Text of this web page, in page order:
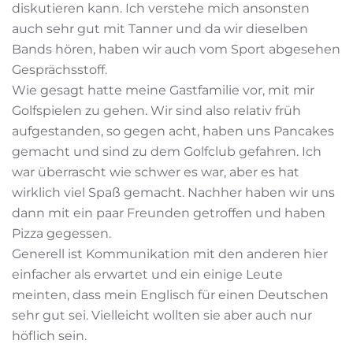
diskutieren kann. Ich verstehe mich ansonsten
auch sehr gut mit Tanner und da wir dieselben
Bands hören, haben wir auch vom Sport abgesehen
Gesprächsstoff.
Wie gesagt hatte meine Gastfamilie vor, mit mir
Golfspielen zu gehen. Wir sind also relativ früh
aufgestanden, so gegen acht, haben uns Pancakes
gemacht und sind zu dem Golfclub gefahren. Ich
war überrascht wie schwer es war, aber es hat
wirklich viel Spaß gemacht. Nachher haben wir uns
dann mit ein paar Freunden getroffen und haben
Pizza gegessen.
Generell ist Kommunikation mit den anderen hier
einfacher als erwartet und ein einige Leute
meinten, dass mein Englisch für einen Deutschen
sehr gut sei. Vielleicht wollten sie aber auch nur
höflich sein.